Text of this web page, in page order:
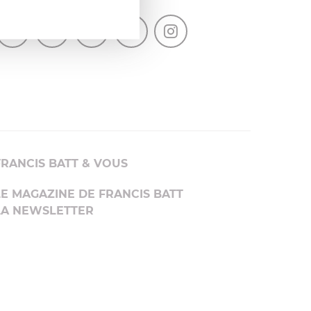
BATT & VOUS
MAGAZINE DE FRANCIS BATT
NEWSLETTER